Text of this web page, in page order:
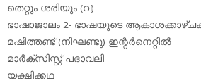
തെറ്റും ശരിയും (വ)
ഭാഷാജാലം 2- ഭാഷയുടെ
മഷിത്തണ്ട് (നിഘണ്ടു) ഇന്റര്‍നെറ്റില്‍
മാര്‍ക്‌സിസ്റ്റ് പദാവലി
യക്ഷിക്കഥ